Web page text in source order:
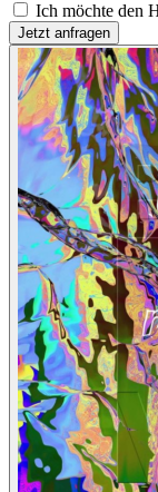
Ich möchte den